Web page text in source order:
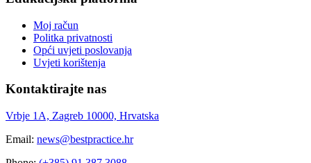
Moj račun
Politka privatnosti
Opći uvjeti poslovanja
Uvjeti korištenja
Kontaktirajte nas
Vrbje 1A, Zagreb 10000, Hrvatska
Email: news@bestpractice.hr